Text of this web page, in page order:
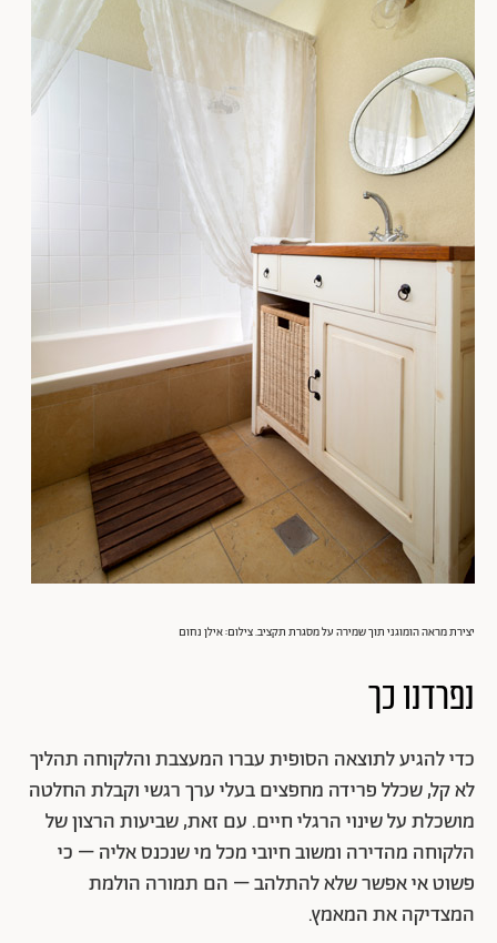
יצירת מראה הומוגני תוך שמירה על מסגרת תקציב. צילום: אילן נחום
נפרדנו כך
כדי להגיע לתוצאה הסופית עברו המעצבת והלקוחה תהליך
לא קל, שכלל פרידה מחפצים בעלי ערך רגשי וקבלת החלטה
מושכלת על שינוי הרגלי חיים. עם זאת, שביעות הרצון של
הלקוחה מהדירה ומשוב חיובי מכל מי שנכנס אליה – כי
פשוט אי אפשר שלא להתלהב – הם תמורה הולמת
המצדיקה את המאמץ.